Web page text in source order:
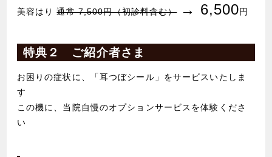
美容はり通常 7,500円（初診料含む） → 6,500円
特典２ ご紹介者さま
お困りの症状に、「耳つぼシール」をサービスいたしま
す
この機に、当院自慢のオプションサービスを体験くださ
い